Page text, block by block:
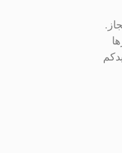
من التميّز والإنجاز.